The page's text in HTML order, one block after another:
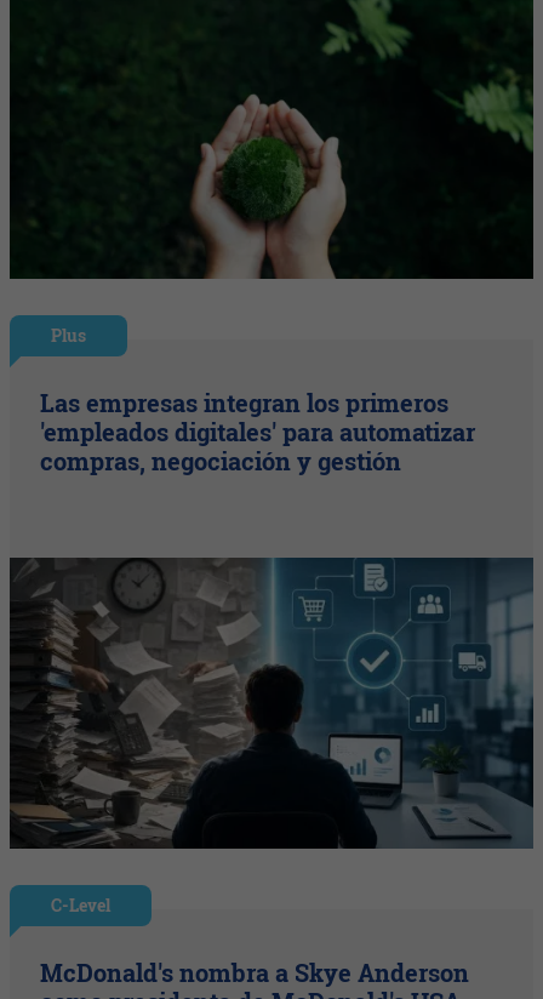
Plus
Las empresas integran los primeros
'empleados digitales' para automatizar
compras, negociación y gestión
C-Level
McDonald's nombra a Skye Anderson